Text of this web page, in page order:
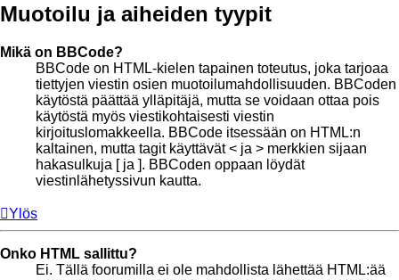
Muotoilu ja aiheiden tyypit
Mikä on BBCode?
BBCode on HTML-kielen tapainen toteutus, joka tarjoaa
tiettyjen viestin osien muotoilumahdollisuuden. BBCoden
käytöstä päättää ylläpitäjä, mutta se voidaan ottaa pois
käytöstä myös viestikohtaisesti viestin
kirjoituslomakkeella. BBCode itsessään on HTML:n
kaltainen, mutta tagit käyttävät < ja > merkkien sijaan
hakasulkuja [ ja ]. BBCoden oppaan löydät
viestinlähetyssivun kautta.
Ylös
Onko HTML sallittu?
Ei. Tällä foorumilla ei ole mahdollista lähettää HTML:ää